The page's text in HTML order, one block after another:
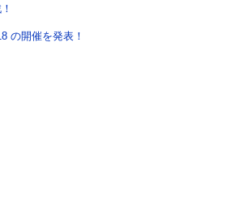
の開催を発表！